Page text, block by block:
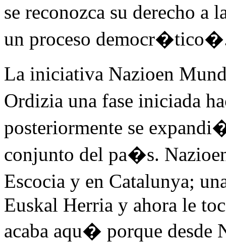
se reconozca su derecho
un proceso
La iniciativa Nazioen
Ordizia una fase iniciada
posteriormente se
conjunto del pa�s.
Escocia y en Catalunya;
Euskal Herria y ahora le
acaba aqu� porque desde